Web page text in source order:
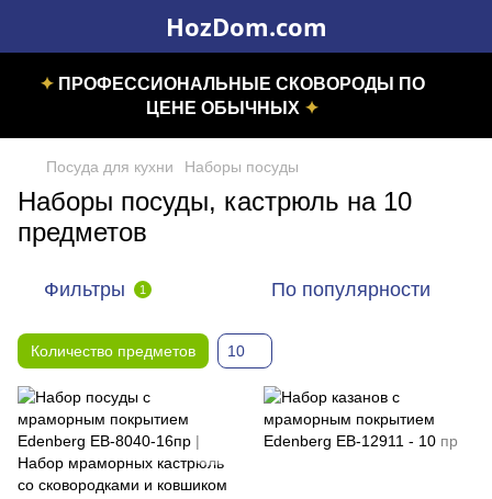
HozDom.com
✦ ПРОФЕССИОНАЛЬНЫЕ СКОВОРОДЫ ПО
ЦЕНЕ ОБЫЧНЫХ ✦
Посуда для кухни Наборы посуды
Наборы посуды, кастрюль на 10
предметов
Фильтры 1 По популярности
Количество предметов 10